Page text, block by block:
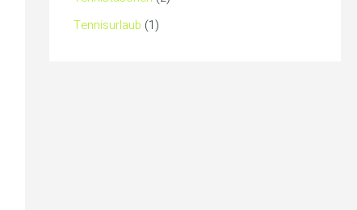
Tennisurlaub (1)